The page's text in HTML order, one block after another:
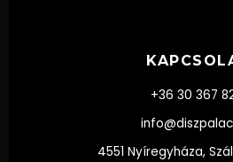
+36 30 367
4551 Nyíregyháza,